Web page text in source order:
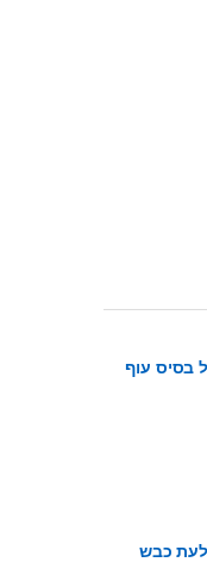
בסיס עוף
כבש